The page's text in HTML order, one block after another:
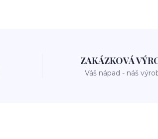
ZAKÁZKOVÁ
Váš nápad - náš